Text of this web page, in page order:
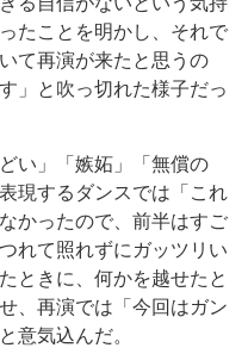
たことを明かし、それで
て再演が来たと思うの
」と吹っ切れた様子だっ
い」「嫉妬」「無償の
現するダンスでは「これ
かったので、前半はすご
れて照れずにガッツリい
ときに、何かを越せたと
、再演では「今回はガン
意気込んだ。